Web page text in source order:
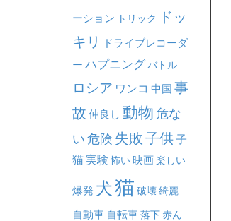
ーション トリック
ドッ
キリ
ドライブレコーダ
ー ハプニング バトル
ロシア ワンコ 中国 事
故 仲良し 動物 危な
い 危険 失敗子供子
猫実験 怖い映画楽しい
爆発 犬猫 破壊綺麗
自動車 自転車落下赤ん